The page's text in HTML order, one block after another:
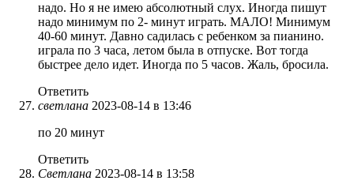
надо. Но я не имею абсолютный слух. Иногда пишут
надо минимум по 2- минут играть. МАЛО! Минимум
40-60 минут. Давно садилась с ребенком за пианино.
играла по 3 часа, летом была в отпуске. Вот тогда
быстрее дело идет. Иногда по 5 часов. Жаль, бросила.
Ответить
светлана 2023-08-14 в 13:46
по 20 минут
Ответить
Светлана 2023-08-14 в 13:58